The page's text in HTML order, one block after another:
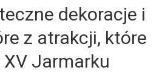
dekoracje i
z atrakcji, które
Jarmarku